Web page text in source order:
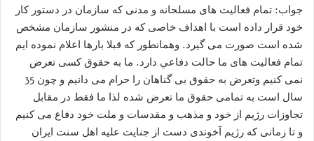
جواب: تمام فعالیت های مسلحانه و مدنی که سازمان در دستور کار
خود قرار داده است با اهداف خاصی که در منشور سازمان مشخص
شده است صورت می گیرد. وهمانطور که قبلا بارها اعلام نموده ایم
تمام فعالیت های ما حالت دفاعي دارد. ما به حقوق کسی تعرض
نمی کنیم وتعرض به حقوق بی گناهان را حرام می دانیم و چون 35
سال است به تمامی حقوق ما تعرض شده لذا ما فقط در مقابل
تجاوزات رژیم از خود و مذهب و مقدسات و ملت خود دفاع می کنیم
و تا زمانی که رژیم آخوندی دست از جنایت علیه اهل سنت ایران